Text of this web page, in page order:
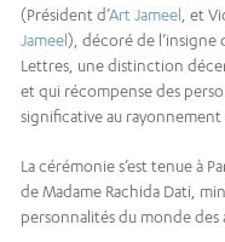
(Président d’Art Jameel , et
Jameel), décoré de l’insigne
Lettres, une distinction
et qui récompense des
significative au rayonnement
La cérémonie s’est tenue à
de Madame Rachida Dati,
personnalités du monde des